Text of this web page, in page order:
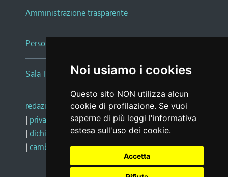
Noi usiamo i cookies
Questo sito NON utilizza alcun
cookie di profilazione. Se vuoi
saperne di più leggi l'informativa
estesa sull'uso dei cookie.
Accetta
Amministrazione trasparente
Persone e Uffici
Sala Tiziano Tessitori
redazione web |note legali |glossario
| privacy
social media policy
| dichiarazione di accessibilità |feedback
| cambio preferenze cookie